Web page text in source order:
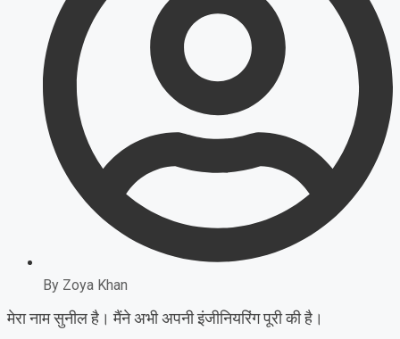
By Zoya Khan
मेरा नाम सुनील है। मैंने अभी अपनी इंजीनियरिंग पूरी की है।